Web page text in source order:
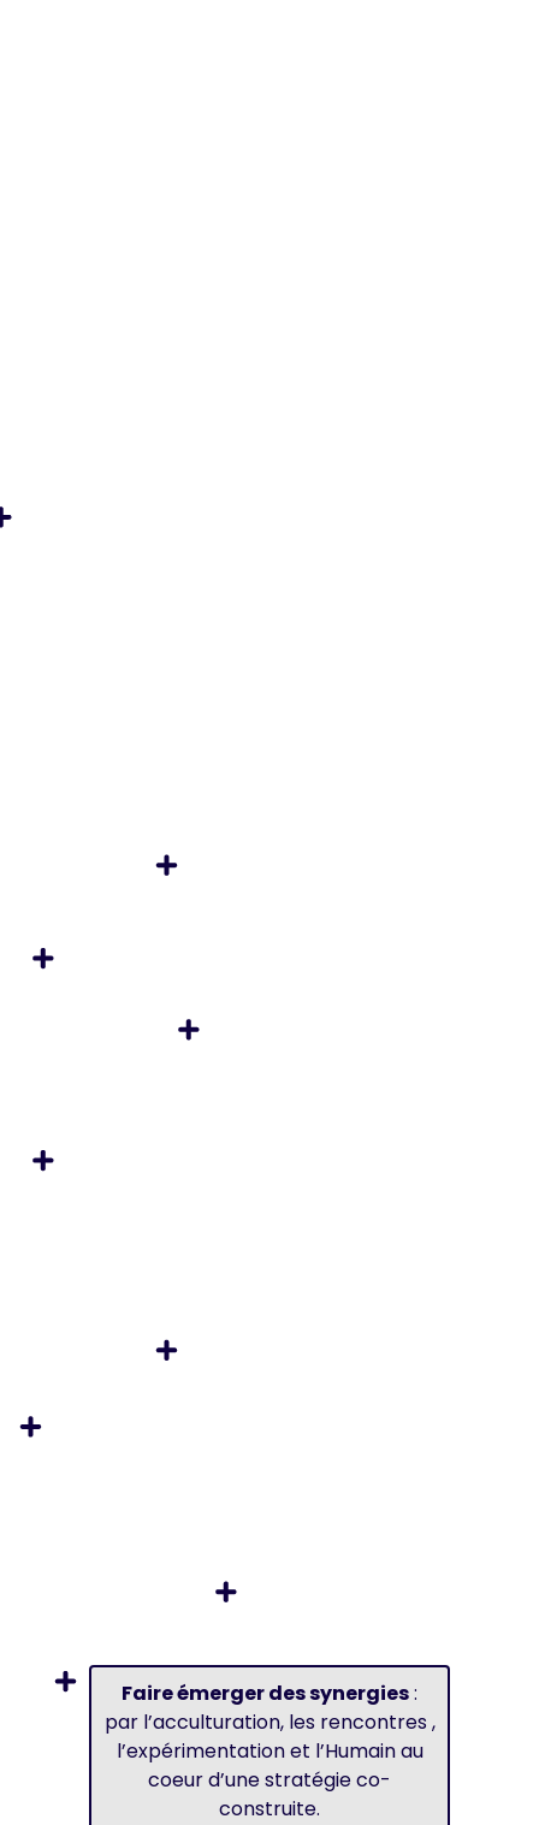
Faire émerger des synergies:
par l’acculturation, les rencontres ,
l’expérimentation et l’Humain au
coeur d’une stratégie co-
construite.